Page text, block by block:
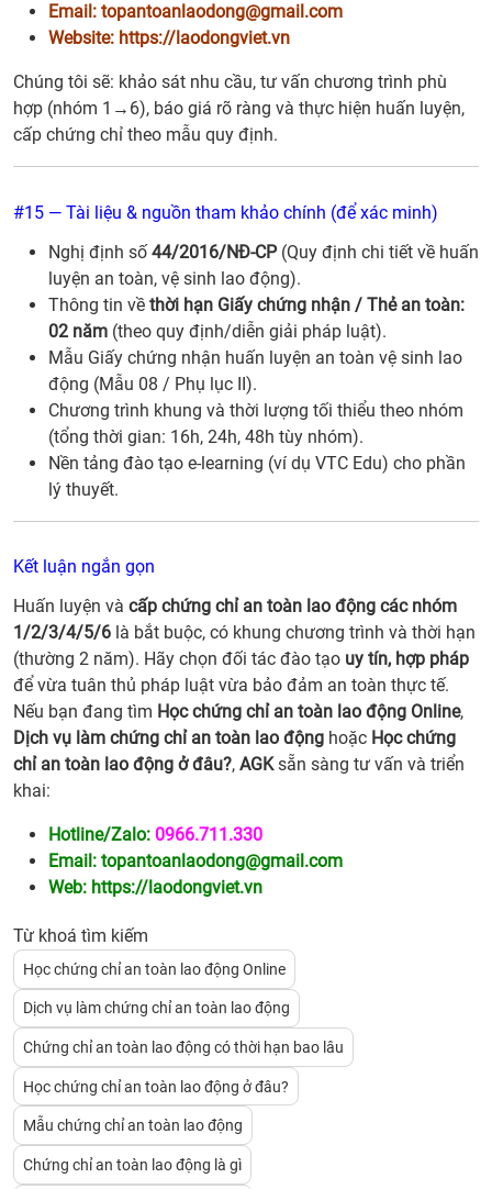
Email: topantoanlaodong@gmail.com
Website: https://laodongviet.vn
Chúng tôi sẽ: khảo sát nhu cầu, tư vấn chương trình phù
hợp (nhóm 1→6), báo giá rõ ràng và thực hiện huấn luyện,
cấp chứng chỉ theo mẫu quy định.
#15 — Tài liệu & nguồn tham khảo chính (để xác minh)
Nghị định số44/2016/NĐ-CP(Quy định chi tiết về huấn
luyện an toàn, vệ sinh lao động).
Thông tin về thời hạn Giấy chứng nhận / Thẻ an toàn:
02 năm (theo quy định/diễn giải pháp luật).
Mẫu Giấy chứng nhận huấn luyện an toàn vệ sinh lao
động (Mẫu 08 / Phụ lục II).
Chương trình khung và thời lượng tối thiểu theo nhóm
(tổng thời gian: 16h, 24h, 48h tùy nhóm).
Nền tảng đào tạo e-learning (ví dụ VTC Edu) cho phần
lý thuyết.
Kết luận ngắn gọn
Huấn luyện và cấp chứng chỉ an toàn lao động các nhóm
1/2/3/4/5/6 là bắt buộc, có khung chương trình và thời hạn
(thường 2 năm). Hãy chọn đối tác đào tạo uy tín, hợp pháp
để vừa tuân thủ pháp luật vừa bảo đảm an toàn thực tế.
Nếu bạn đang tìm Học chứng chỉ an toàn lao động Online,
Dịch vụ làm chứng chỉ an toàn lao động hoặc Học chứng
chỉ an toàn lao động ở đâu?, AGKsẵn sàng tư vấn và triển
khai:
Hotline/Zalo: 0966.711.330
Email: topantoanlaodong@gmail.com
Web: https://laodongviet.vn
Từ khoá tìm kiếm
Học chứng chỉ an toàn lao động Online
Dịch vụ làm chứng chỉ an toàn lao động
Chứng chỉ an toàn lao động có thời hạn bao lâu
Học chứng chỉ an toàn lao động ở đâu?
Mẫu chứng chỉ an toàn lao động
Chứng chỉ an toàn lao động là gì